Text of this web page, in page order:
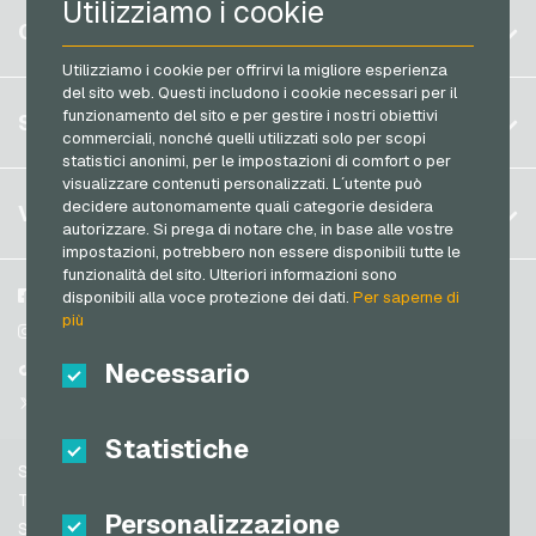
Utilizziamo i cookie
Utilizziamo i cookie per offrirvi la migliore esperienza
del sito web. Questi includono i cookie necessari per il
funzionamento del sito e per gestire i nostri obiettivi
commerciali, nonché quelli utilizzati solo per scopi
statistici anonimi, per le impostazioni di comfort o per
visualizzare contenuti personalizzati. L´utente può
decidere autonomamente quali categorie desidera
autorizzare. Si prega di notare che, in base alle vostre
impostazioni, potrebbero non essere disponibili tutte le
funzionalità del sito. Ulteriori informazioni sono
disponibili alla voce protezione dei dati.Per saperne di
più
Necessario
Statistiche
Personalizzazione
Razer Gold Carte di pagamento
Transcash Carte di pagamento
Belgio
Germania (DE)
Germania (EN)
Francia
Italia
Paesi Bassi
Austria
Portogallo
Svizzera (DE)
Svizzera (IT)
Stati Uniti (EN)
CONTO
Registrati
Accedi
Il mio carrello
SERVIZIO
FAQ
Metodi di pagamento
Termini & Condizioni&Diritto di recesso
Protezione dei dati
VGO-SHOP
Su di noi
Partner
Facebook
Instagram
TikTok
Supporto
Termini & Condizioni
Sicurezza e verifica